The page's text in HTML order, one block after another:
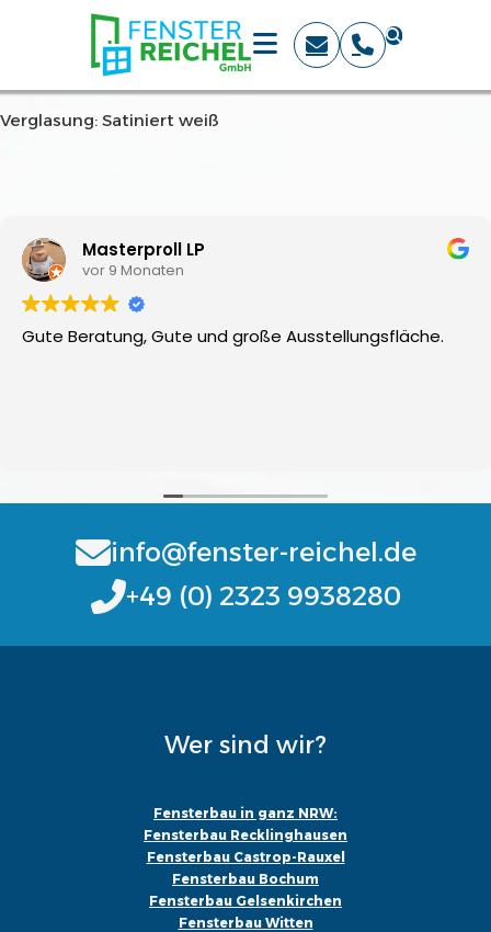
Verglasung: Satiniert weiß
Masterproll LP
vor 9 Monaten
Gute Beratung, Gute und große Ausstellungsfläche.
info@fenster-reichel.de
+49 (0) 2323 9938280
Wer sind wir?
Fensterbau in ganz NRW:
Fensterbau Recklinghausen
Fensterbau Castrop-Rauxel
Fensterbau Bochum
Fensterbau Gelsenkirchen
Fensterbau Witten